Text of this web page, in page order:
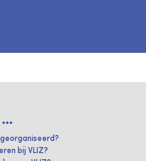
...
georganiseerd?
bij VLIZ?